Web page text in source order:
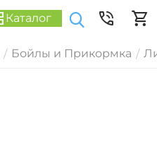
Каталог
/ Бойлы и Прикормка /